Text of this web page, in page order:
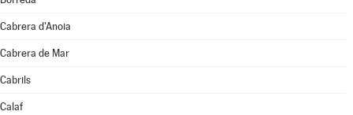
Cabrera d'Anoia
Cabrera de Mar
Cabrils
Calaf